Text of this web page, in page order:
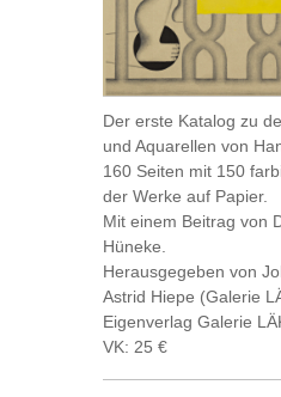
Der erste Katalog zu
und Aquarellen von
160 Seiten mit 150
der Werke auf Papier.
Mit einem Beitrag von
Hüneke.
Herausgegeben von
Astrid Hiepe (Galerie
Eigenverlag Galerie
VK: 25 €